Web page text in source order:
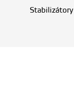
Stabilizátory